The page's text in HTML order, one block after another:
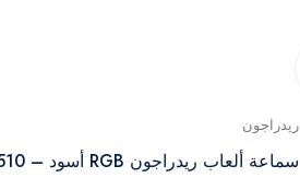
ريدراجون
سماعة ألعاب ريدراجون RGB أسود – H510